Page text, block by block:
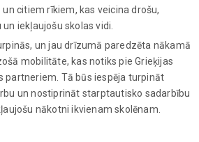
citiem rīkiem, kas veicina drošu,
iekļaujošu skolas vidi.
un jau drīzumā paredzēta nākamā
mobilitāte, kas notiks pie Grieķijas
partneriem. Tā būs iespēja turpināt
un nostiprināt starptautisko sadarbību
nākotni ikvienam skolēnam.